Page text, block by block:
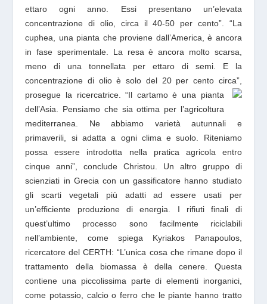
ettaro ogni anno. Essi presentano un’elevata
concentrazione di olio, circa il 40-50 per cento”. “La
cuphea, una pianta che proviene dall’America, è ancora
in fase sperimentale. La resa è ancora molto scarsa,
meno di una tonnellata per ettaro di semi. E la
concentrazione di olio è solo del 20 per cento circa”,
prosegue la ricercatrice.
“Il cartamo è una pianta
dell’Asia. Pensiamo che sia ottima per l’agricoltura
mediterranea. Ne abbiamo varietà autunnali e
primaverili, si adatta a ogni clima e suolo. Riteniamo
possa essere introdotta nella pratica agricola entro
cinque anni”, conclude Christou. Un altro gruppo di
scienziati in Grecia con un gassificatore hanno studiato
gli scarti vegetali più adatti ad essere usati per
un’efficiente produzione di energia. I rifiuti finali di
quest’ultimo processo sono facilmente riciclabili
nell’ambiente, come spiega Kyriakos Panapoulos,
ricercatore del CERTH: “L’unica cosa che rimane dopo il
trattamento della biomassa è della cenere. Questa
contiene una piccolissima parte di elementi inorganici,
come potassio, calcio o ferro che le piante hanno tratto